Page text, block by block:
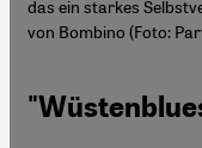
das ein starkes
von Bombino (Foto: